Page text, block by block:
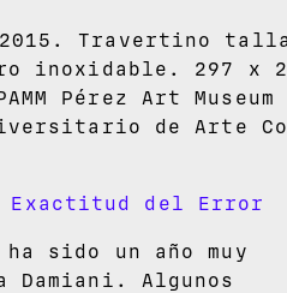
Travertino
inoxidable. 297 x
Pérez Art
de Arte
Exactitud del Error
sido un año muy
Damiani. Algunos